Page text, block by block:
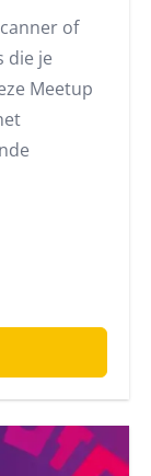
of
die je
Meetup